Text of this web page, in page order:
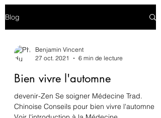
Blog
Benjamin Vincent
27 oct. 2021
6 min de lecture
Bien vivre l'automne
devenir-Zen Se soigner Médecine Trad.
Chinoise Conseils pour bien vivre l'automne